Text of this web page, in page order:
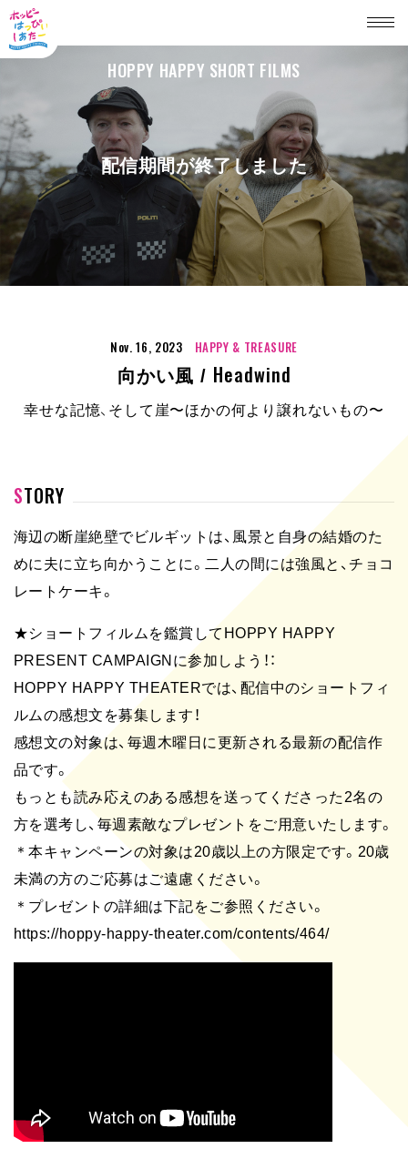
HOPPY HAPPY SHORT FILMS
配信期間が終了しました
Nov. 16, 2023 HAPPY & TREASURE
向かい風 / Headwind
幸せな記憶、そして崖〜ほかの何より譲れないもの〜
STORY
海辺の断崖絶壁でビルギットは、風景と自身の結婚のた
めに夫に立ち向かうことに。二人の間には強風と、チョコ
レートケーキ。
★ショートフィルムを鑑賞してHOPPY HAPPY
PRESENT CAMPAIGNに参加しよう！：
HOPPY HAPPY THEATERでは、配信中のショートフィ
ルムの感想文を募集します！
感想文の対象は、毎週木曜日に更新される最新の配信作
品です。
もっとも読み応えのある感想を送ってくださった2名の
方を選考し、毎週素敵なプレゼントをご用意いたします。
＊本キャンペーンの対象は20歳以上の方限定です。20歳
未満の方のご応募はご遠慮ください。
＊プレゼントの詳細は下記をご参照ください。
https://hoppy-happy-theater.com/contents/464/